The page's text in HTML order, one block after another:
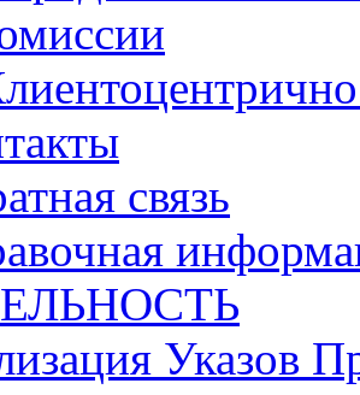
связь
Указов